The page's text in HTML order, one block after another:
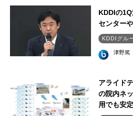
KDDIの
センター
KDDIグル
津野篤
アライド
の院内ネ
用でも安